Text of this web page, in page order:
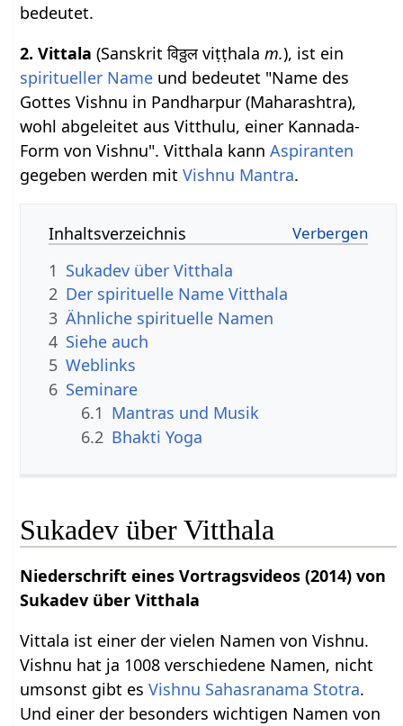
bedeutet.
2. Vittala (Sanskrit विठ्ठल viṭṭhalam.), ist ein
spiritueller Name und bedeutet "Name des
Gottes Vishnu in Pandharpur (Maharashtra),
wohl abgeleitet aus Vitthulu, einer Kannada-
Form von Vishnu". Vitthala kannAspiranten
gegeben werden mitVishnu Mantra.
Inhaltsverzeichnis
1 Sukadev über Vitthala
2 Der spirituelle Name Vitthala
3 Ähnliche spirituelle Namen
4 Siehe auch
5 Weblinks
6 Seminare
6.1 Mantras und Musik
6.2 Bhakti Yoga
Sukadev über Vitthala
Niederschrift eines Vortragsvideos (2014) von
Sukadev über Vitthala
Vittala ist einer der vielen Namen von Vishnu.
Vishnu hat ja 1008 verschiedene Namen, nicht
umsonst gibt esVishnu Sahasranama Stotra.
Und einer der besonders wichtigen Namen von